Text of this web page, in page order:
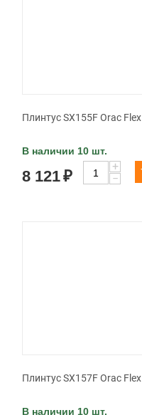
Плинтус SX155F Orac Flex
В наличии 10 шт.
8 121₽
+
−
Плинтус SX157F Orac Flex
В наличии 10 шт.